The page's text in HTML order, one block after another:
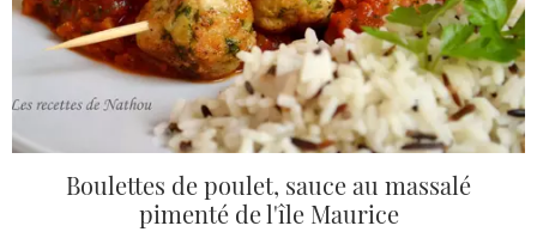
Boulettes de poulet, sauce au massalé
pimenté de l'île Maurice